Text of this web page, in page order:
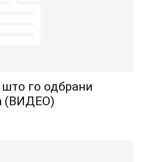
што го одбрани
(ВИДЕО)